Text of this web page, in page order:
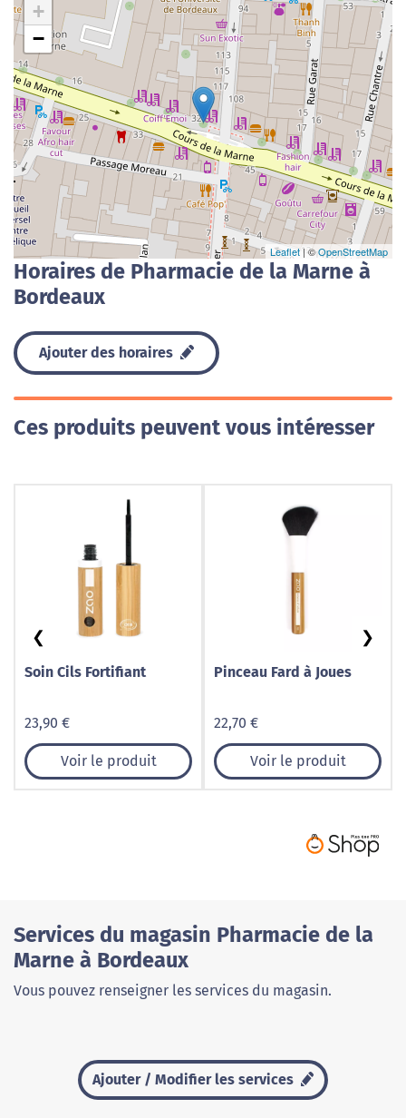
+
−
Leaflet| ©OpenStreetMap
Horaires de Pharmacie de la Marne à
Bordeaux
Ajouter des horaires
Ces produits peuvent vous intéresser
Soin Cils Fortifiant
23,90 €
Voir le produit
Pinceau Fard à Joues
22,70 €
Voir le produit
❮ ❯
Services du magasin Pharmacie de la
Marne à Bordeaux
Vous pouvez renseigner les services du magasin.
Ajouter / Modifier les services